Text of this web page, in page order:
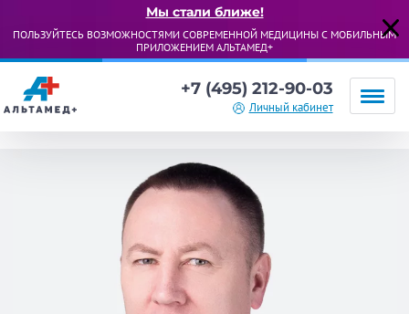
Мы стали ближе!
ПОЛЬЗУЙТЕСЬ ВОЗМОЖНОСТЯМИ СОВРЕМЕННОЙ МЕДИЦИНЫ С МОБИЛЬНЫМ
ПРИЛОЖЕНИЕМ АЛЬТАМЕД+
+7 (495) 212-90-03
Личный кабинет